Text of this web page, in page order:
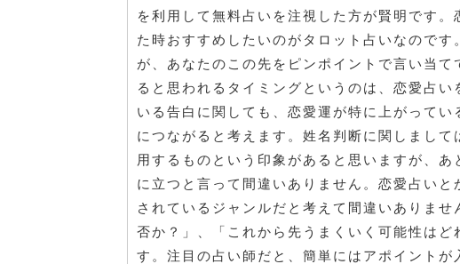
を利用して無料占いを注視した方が賢明です
た時おすすめしたいのがタロット占いなので
が、あなたのこの先をピンポイントで言い当
ると思われるタイミングというのは、恋愛占
いる告白に関しても、恋愛運が特に上がって
につながると考えます。姓名判断に関しまし
用するものという印象があると思いますが、
に立つと言って間違いありません。恋愛占い
されているジャンルだと考えて間違いありま
否か？」、「これから先うまくいく可能性は
す。注目の占い師だと、簡単にはアポイント